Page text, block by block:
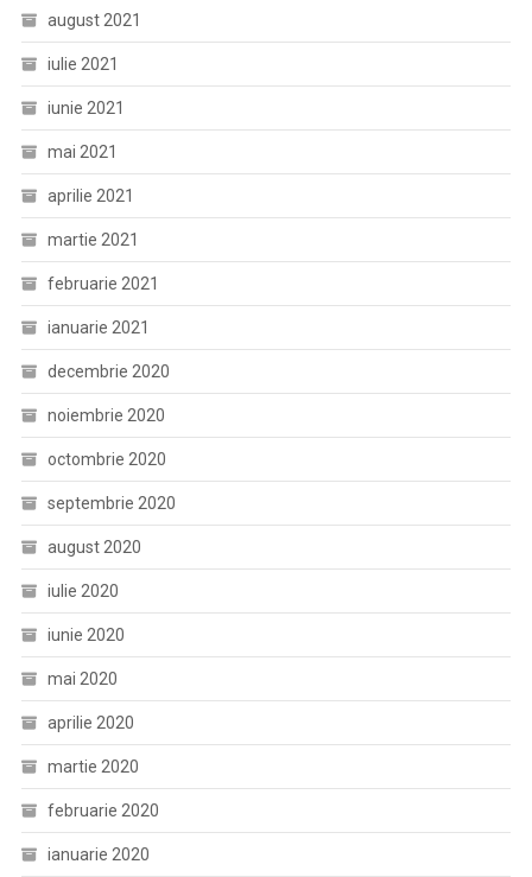
august 2021
iulie 2021
iunie 2021
mai 2021
aprilie 2021
martie 2021
februarie 2021
ianuarie 2021
decembrie 2020
noiembrie 2020
octombrie 2020
septembrie 2020
august 2020
iulie 2020
iunie 2020
mai 2020
aprilie 2020
martie 2020
februarie 2020
ianuarie 2020